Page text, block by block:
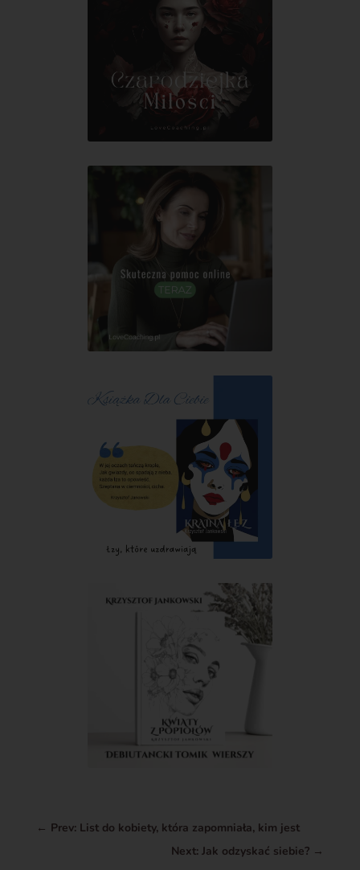
← Prev: List do kobiety, która zapomniała, kim jest
Next: Jak odzyskać siebie? →